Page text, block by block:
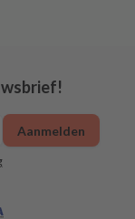
Aanmelden